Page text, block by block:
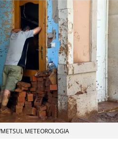
METEOROLOGIA